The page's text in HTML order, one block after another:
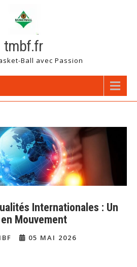
tmbf.fr
Ball avec Passion
Internationales : Un
Mouvement
05 MAI 2026